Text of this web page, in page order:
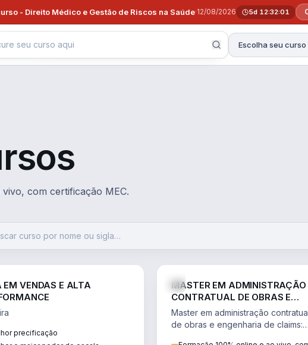
- Direito Médico e Gestão de Riscos na Saúde·12/08/2026 5d 12:32:00
Escolha seu curso
com certificação MEC.
EM VENDAS E ALTA
precificação
MASTER EM ADMINISTRAÇÃO
CONTRATUAL DE OBRAS E
ENGENHARIA DE CLAIMS
Master em administração
de obras e engenharia de claims: